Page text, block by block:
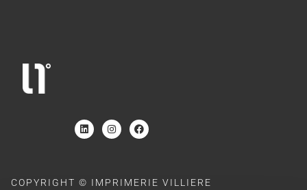
COPYRIGHT © IMPRIMERIE VILLIERE